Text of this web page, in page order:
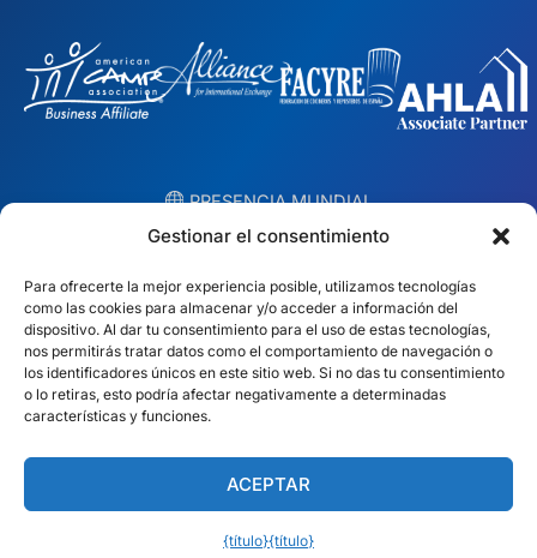
Gestionar el consentimiento
Para ofrecerte la mejor experiencia posible, utilizamos tecnologías
como las cookies para almacenar y/o acceder a información del
dispositivo. Al dar tu consentimiento para el uso de estas tecnologías,
nos permitirás tratar datos como el comportamiento de navegación o
los identificadores únicos en este sitio web. Si no das tu consentimiento
o lo retiras, esto podría afectar negativamente a determinadas
características y funciones.
ACEPTAR
{título}{título}
︎ PRESENCIA MUNDIAL
Equipos locales en 10 países
EE.UU.
Dubai
México
España
Irlanda
Polonia
Australia
S. África
Encuentra tu equipo local →
Español (América Latina)